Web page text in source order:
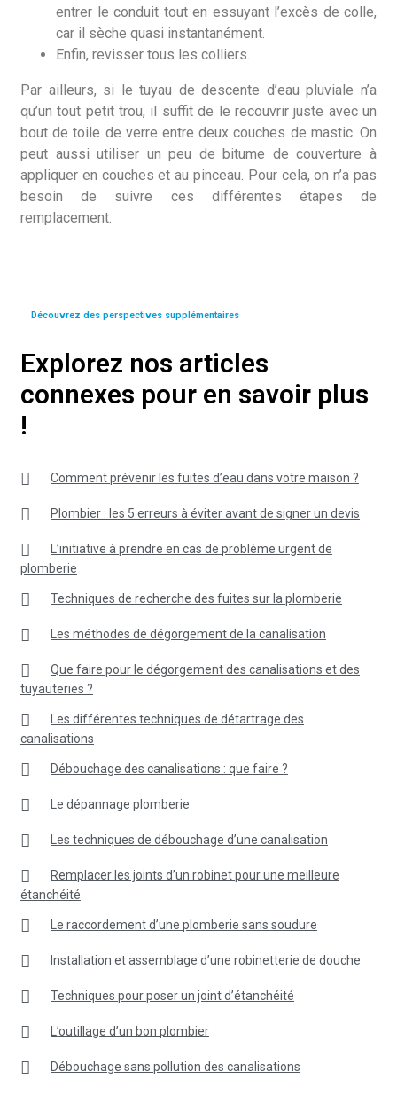
entrer le conduit tout en essuyant l’excès de colle,
car il sèche quasi instantanément.
Enfin, revisser tous les colliers.
Par ailleurs, si le tuyau de descente d’eau pluviale n’a
qu’un tout petit trou, il suffit de le recouvrir juste avec un
bout de toile de verre entre deux couches de mastic. On
peut aussi utiliser un peu de bitume de couverture à
appliquer en couches et au pinceau. Pour cela, on n’a pas
besoin de suivre ces différentes étapes de
remplacement.
Découvrez des perspectives supplémentaires
Explorez nos articles
connexes pour en savoir plus
!
Comment prévenir les fuites d’eau dans votre maison ?
Plombier : les 5 erreurs à éviter avant de signer un devis
L’initiative à prendre en cas de problème urgent de
plomberie
Techniques de recherche des fuites sur la plomberie
Les méthodes de dégorgement de la canalisation
Que faire pour le dégorgement des canalisations et des
tuyauteries ?
Les différentes techniques de détartrage des
canalisations
Débouchage des canalisations : que faire ?
Le dépannage plomberie
Les techniques de débouchage d’une canalisation
Remplacer les joints d’un robinet pour une meilleure
étanchéité
Le raccordement d’une plomberie sans soudure
Installation et assemblage d’une robinetterie de douche
Techniques pour poser un joint d’étanchéité
L’outillage d’un bon plombier
Débouchage sans pollution des canalisations